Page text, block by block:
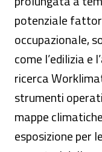
potenziale
occupazionale,
come l’edilizia e
ricerca
strumenti
mappe
esposizione per